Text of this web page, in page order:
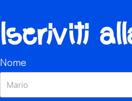
Iscriviti
Nome